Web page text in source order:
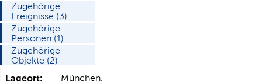
Zugehörige
Ereignisse (3)
Zugehörige
Personen (1)
Zugehörige
Objekte (2)
Lageort:
München,